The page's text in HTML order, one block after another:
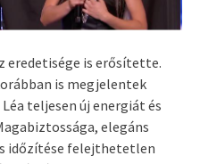
eredetisége is erősítette.
is megjelentek
teljesen új energiát és
elegáns
időzítése felejthetetlen